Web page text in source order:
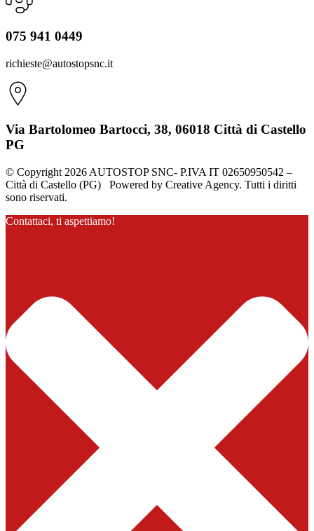
075 941 0449
richieste@autostopsnc.it
Via Bartolomeo Bartocci, 38, 06018 Città di Castello
PG
© Copyright 2026 AUTOSTOP SNC- P.IVA IT 02650950542 –
Città di Castello (PG) Powered by Creative Agency. Tutti i diritti
sono riservati.
Contattaci, ti aspettiamo!